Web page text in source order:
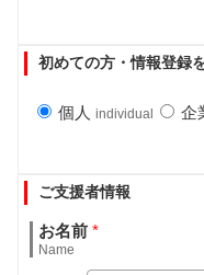
初めての方・情報登録
個人 individual 企
ご支援者情報
お名前 *
Name